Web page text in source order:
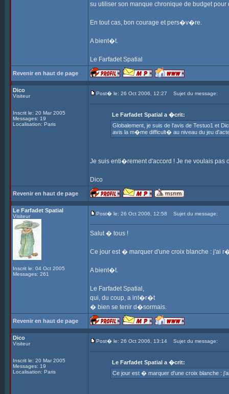
su utiliser son manque chronique de budget
En tout cas, bon courage et pers�v�re.
A bient�t.
Le Farfadet Spatial
Revenir en haut de page
Dico
Visiteur
Inscrit le: 20 Mar 2005
Messages: 19
Localisation: Paris
Post� le: 26 Oct 2006, 12:27 Sujet du message:
Le Farfadet Spatial a �crit:
Globalement, je suis de l'avis de Testuo1 et
avis la m�me difficult� au niveau du jeu
Je suis enti�rement d'accord ! Je ne voulais pas
Dico
Revenir en haut de page
Le Farfadet Spatial
Visiteur
Inscrit le: 04 Oct 2005
Messages: 261
Post� le: 26 Oct 2006, 12:58 Sujet du message:
Salut � tous !
Ce jour est � marquer d'une croix blanche : j'ai
A bient�t.
Le Farfadet Spatial,
qui, du coup, a int�r�t
� bien se tenir d�sormais.
Revenir en haut de page
Dico
Visiteur
Inscrit le: 20 Mar 2005
Messages: 19
Localisation: Paris
Post� le: 26 Oct 2006, 13:14 Sujet du message:
Le Farfadet Spatial a �crit:
Ce jour est � marquer d'une croix blanche :